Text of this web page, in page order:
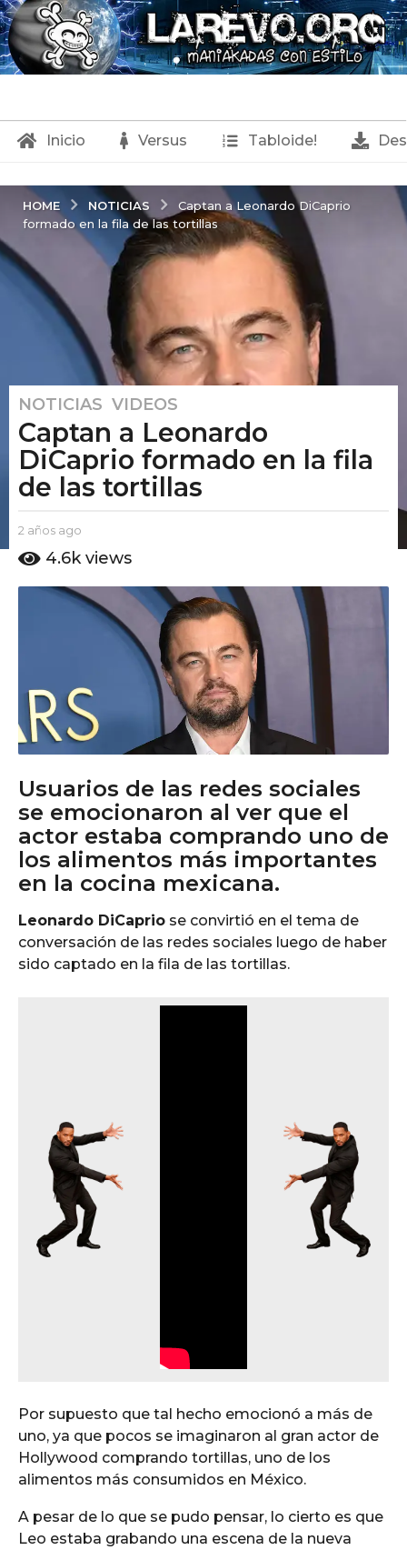
Inicio Versus Tabloide!
HOME NOTICIAS
Captan a Leonardo DiCaprio
formado en la fila de las tortillas
2
a
ñ
o
s
g
o
o
NOTICIAS ,VIDEOS
Captan a Leonardo
DiCaprio formado en la fila
de las tortillas
b
E
m
2 años ago
ñ
s
4.6k views
Usuarios de las redes sociales
se emocionaron al ver que el
actor estaba comprando uno de
los alimentos más importantes
en la cocina mexicana.
Leonardo DiCaprio se convirtió en el tema de
conversación de las redes sociales luego de haber
sido captado en la fila de las tortillas.
Por supuesto que tal hecho emocionó a más de
uno, ya que pocos se imaginaron al gran actor de
Hollywood comprando tortillas, uno de los
alimentos más consumidos en México.
A pesar de lo que se pudo pensar, lo cierto es que
Leo estaba grabando una escena de la nueva